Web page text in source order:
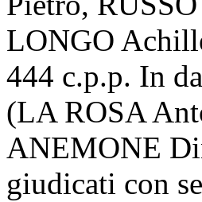
LONGO
444 c.p.p. In
(LA ROSA
ANEMONE
giudicati con